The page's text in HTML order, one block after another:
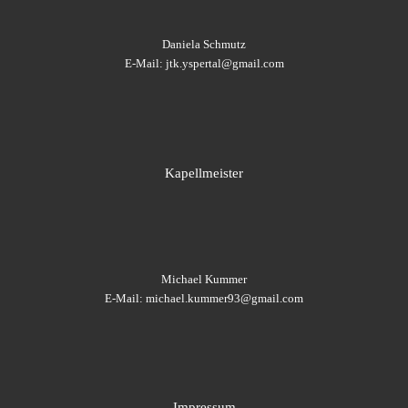
Daniela Schmutz
E-Mail: jtk.yspertal@gmail.com
Kapellmeister
Michael Kummer
E-Mail: michael.kummer93@gmail.com